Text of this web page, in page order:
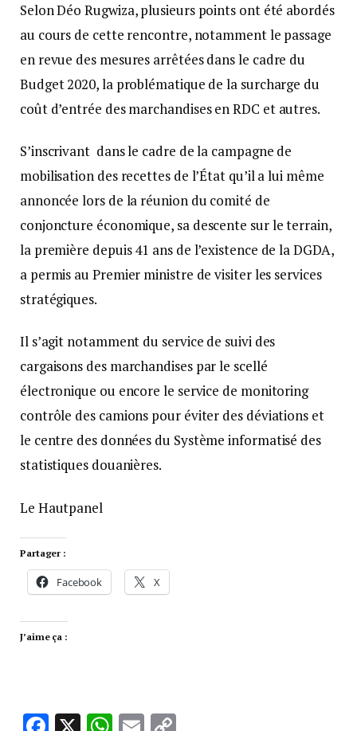
Selon Déo Rugwiza, plusieurs points ont été abordés
au cours de cette rencontre, notamment le passage
en revue des mesures arrêtées dans le cadre du
Budget 2020, la problématique de la surcharge du
coût d’entrée des marchandises en RDC et autres.
S’inscrivant dans le cadre de la campagne de
mobilisation des recettes de l’État qu’il a lui même
annoncée lors de la réunion du comité de
conjoncture économique, sa descente sur le terrain,
la première depuis 41 ans de l’existence de la DGDA,
a permis au Premier ministre de visiter les services
stratégiques.
Il s’agit notamment du service de suivi des
cargaisons des marchandises par le scellé
électronique ou encore le service de monitoring
contrôle des camions pour éviter des déviations et
le centre des données du Système informatisé des
statistiques douanières.
Le Hautpanel
Partager :
Facebook X
J’aime ça :